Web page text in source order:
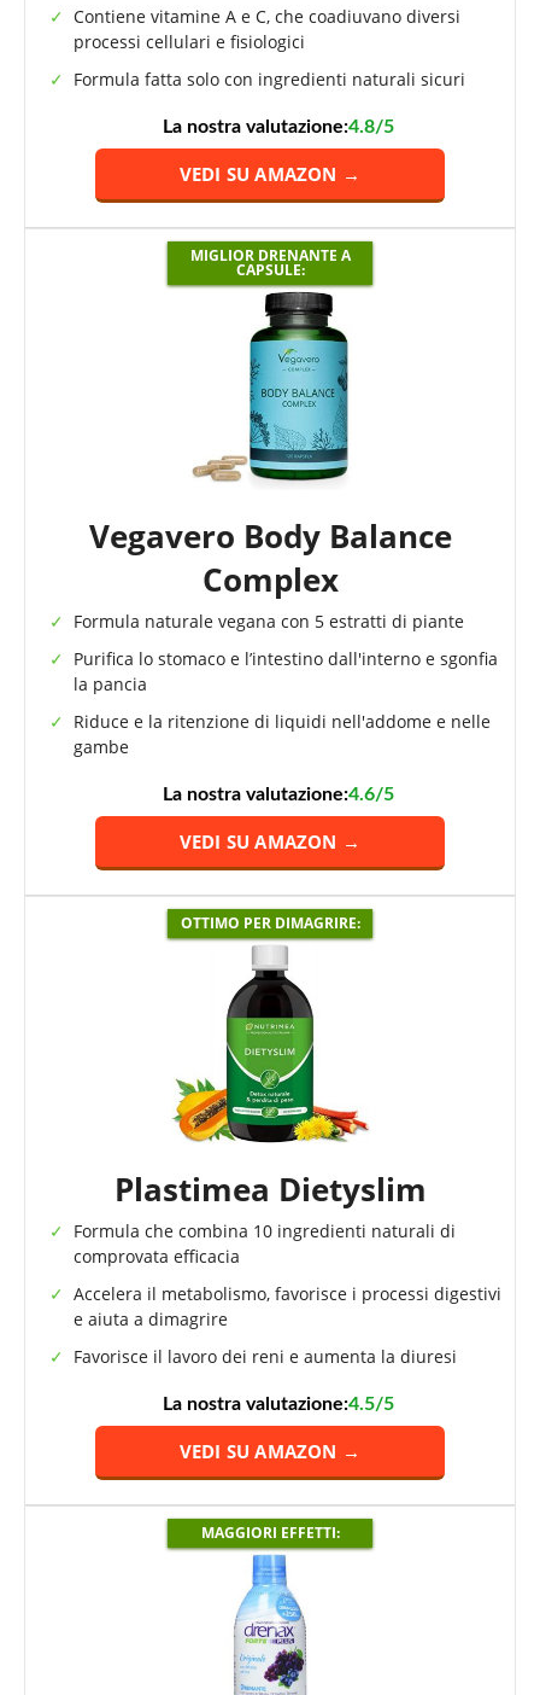
Contiene vitamine A e C, che coadiuvano diversi
processi cellulari e fisiologici
Formula fatta solo con ingredienti naturali sicuri
La nostra valutazione:4.8/5
VEDI SU AMAZON →
MIGLIOR DRENANTE A
CAPSULE:
Vegavero Body Balance
Complex
Formula naturale vegana con 5 estratti di piante
Purifica lo stomaco e l’intestino dall'interno e sgonfia
la pancia
Riduce e la ritenzione di liquidi nell'addome e nelle
gambe
La nostra valutazione:4.6/5
VEDI SU AMAZON →
OTTIMO PER DIMAGRIRE:
Plastimea Dietyslim
Formula che combina 10 ingredienti naturali di
comprovata efficacia
Accelera il metabolismo, favorisce i processi digestivi
e aiuta a dimagrire
Favorisce il lavoro dei reni e aumenta la diuresi
La nostra valutazione:4.5/5
VEDI SU AMAZON →
MAGGIORI EFFETTI: